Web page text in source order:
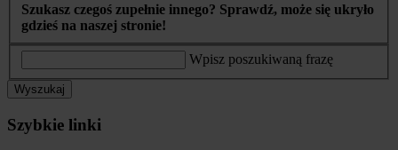
Szukasz czegoś zupełnie innego? Sprawdź, może się ukryło
gdzieś na naszej stronie!
Wpisz poszukiwaną frazę
Wyszukaj
Szybkie linki